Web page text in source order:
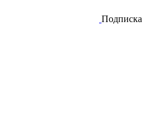
Подписка